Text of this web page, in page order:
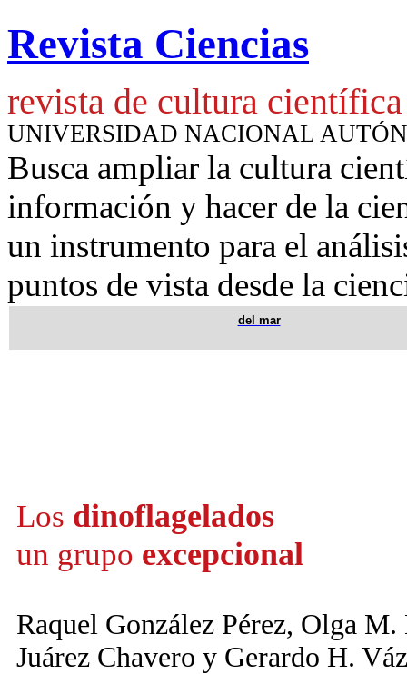
Revista Ciencias
revista de cultura científica
UNIVERSIDAD NACIONAL
Busca ampliar la cultura
información y hacer de la
un instrumento para el
puntos de vista desde la
del mar
Los dinoflagelados
un grupo excepcional
Raquel González Pérez, Olga
Juárez Chavero y Gerardo H.